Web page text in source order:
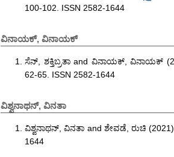
100-102. ISSN 2582-1644
ವಿನಾಯಕ್, ವಿನಾಯಕ್
ಸೆನ್, ಶಕ್ತಿಬ್ರತಾand ವಿನಾಯಕ್, ವಿನಾಯಕ್
62-65. ISSN 2582-1644
ವಿಶ್ವನಾಥನ್, ವಿನತಾ
ವಿಶ್ವನಾಥನ್, ವಿನತಾ and ಶೇವಡೆ, ರುಚಿ (2021)
1644